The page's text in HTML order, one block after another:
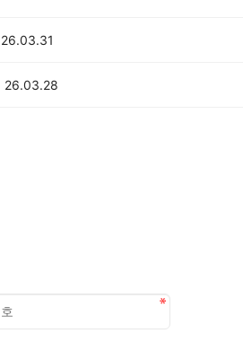
26.03.31
26.03.28